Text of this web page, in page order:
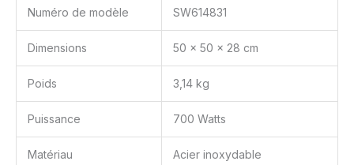
Numéro de modèle SW614831
Dimensions 50 x 50 x 28 cm
Poids 3,14 kg
Puissance 700 Watts
Matériau Acier inoxydable